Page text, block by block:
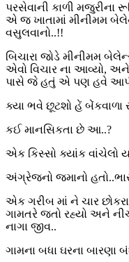
પરસેવાની કાળી મજુરીના
એ જ ખાતામાં મીનીમમ
વસુલવાનો..!!
બિચારા જોડે મીનીમમ
એવો વિચાર ના આવ્યો,
પાસે જે હતું એ પણ હવે
ક્યા ભવે છૂટશો હેં બેંકવાળા
કઈ માનસિકતા છે આ..?
એક કિસ્સો ક્યાંક વાંચેલો
અંગ્રેજનો જમાનો
એક ગરીબ માં ને ચાર
ગામતરે જતો રહ્યો અને
નાગા જીવ..
ગામના બધા ઘરના